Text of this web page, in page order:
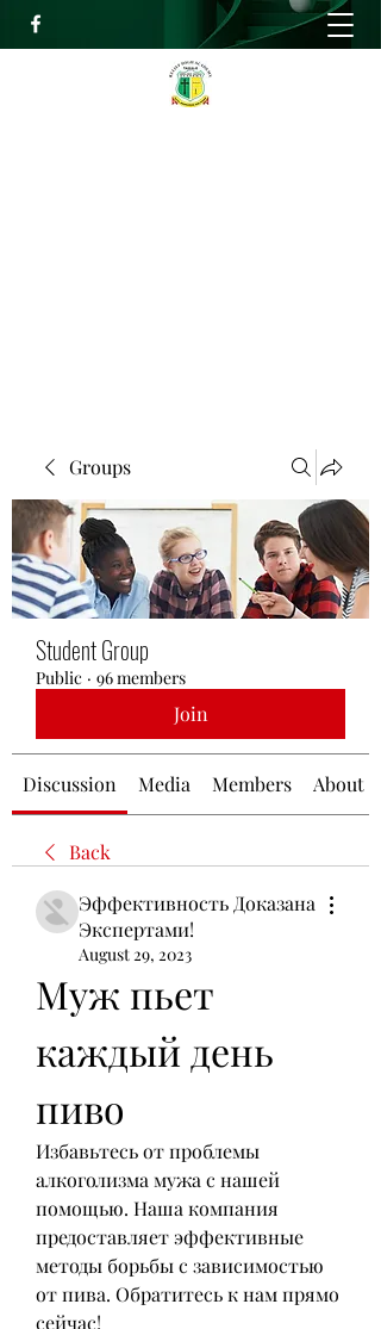
Groups
Student Group
Public · 96 members
Join
Discussion Media Members About
Back
Эффективность Доказана
Экспертами!
August 29, 2023
Муж пьет
каждый день
пиво
Избавьтесь от проблемы
алкоголизма мужа с нашей
помощью. Наша компания
предоставляет эффективные
методы борьбы с зависимостью
от пива. Обратитесь к нам прямо
сейчас!